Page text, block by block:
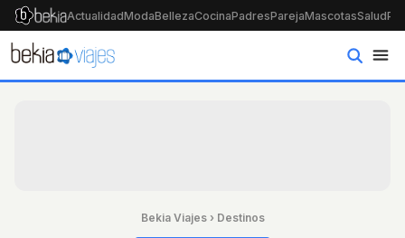
ActualidadModaBellezaCocinaPadresParejaMascotasSalud
Bekia Viajes› Destinos